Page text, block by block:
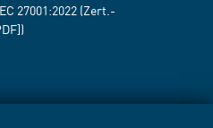
27001:2022 (Zert.-